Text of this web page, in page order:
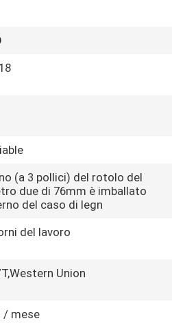
(a 3 pollici) del rotolo del
due di 76mm è imballato
del caso di legn
del lavoro
Union
/ mese